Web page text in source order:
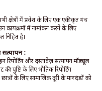
क्षेत्रों में प्रवेश के लिए एक एकीकृत मंच
कार्यक्रमों में नामांकन करने के लिए
निहित है।
:
रिपोर्टिंग और दस्तावेज़ सत्यापन मॉड्यूल
पुष्टि के लिए भौतिक रिपोर्टिंग
के लिए सामाजिक दूरी के मानदंडों को